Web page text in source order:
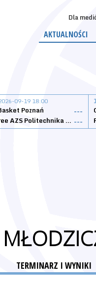
Dla
AKTUALNOŚCI
09-19 18:00
Poznań
---
Weegree AZS Politechnika Opolska ---
TERMINARZ I WYNIKI